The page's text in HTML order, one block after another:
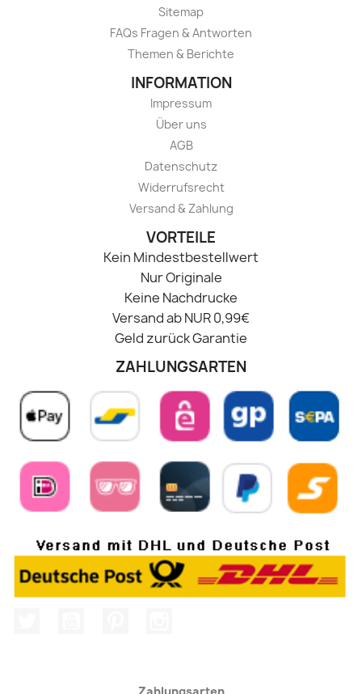
Sitemap
FAQs Fragen & Antworten
Themen & Berichte
INFORMATION
Impressum
Über uns
AGB
Datenschutz
Widerrufsrecht
Versand & Zahlung
VORTEILE
Kein Mindestbestellwert
Nur Originale
Keine Nachdrucke
Versand ab NUR 0,99€
Geld zurück Garantie
ZAHLUNGSARTEN